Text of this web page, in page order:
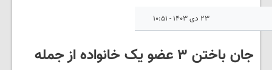
۲۳ دی ۱۴۰۳ - ۱۰:۵۱
جان باختن ۳ عضو یک‌ خانواده از جمله